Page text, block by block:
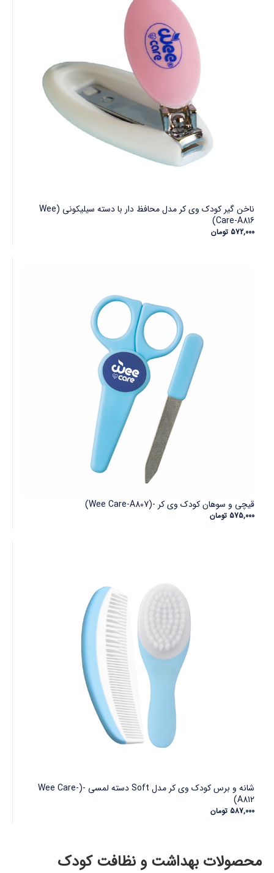
ناخن گیر کودک وی کر مدل محافظ دار با دسته سیلیکونی (Wee
Care-A816)
572,000 تومان
قیچی و سوهان کودک وی کر -(Wee Care-A807)
575,000 تومان
شانه و برس کودک وی کر مدل Soft دسته لمسی -(Wee Care-
A812)
587,000 تومان
محصولات بهداشت و نظافت کودک